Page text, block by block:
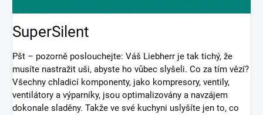
SuperSilent
Pšt – pozorně poslouchejte: Váš Liebherr je tak tichý, že
musíte nastražit uši, abyste ho vůbec slyšeli. Co za tím vězí?
Všechny chladicí komponenty, jako kompresory, ventily,
ventilátory a výparníky, jsou optimalizovány a navzájem
dokonale sladěny. Takže ve své kuchyni uslyšíte jen to, co